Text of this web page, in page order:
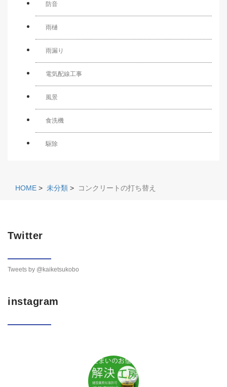
防音
雨樋
雨漏り
電気配線工事
風景
食洗機
駆除
HOME > 未分類 > コンクリートの打ち替え
Twitter
Tweets by @kaiketsukobo
instagram